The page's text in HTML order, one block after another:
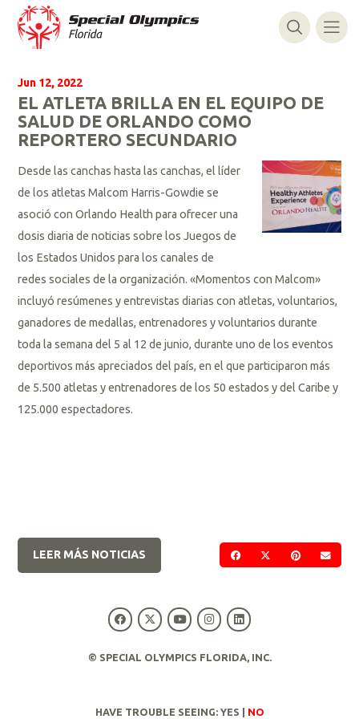
Jun 12, 2022
EL ATLETA BRILLA EN EL EQUIPO DE
SALUD DE ORLANDO COMO
REPORTERO SECUNDARIO
Desde las canchas hasta las canchas, el líder
de los atletas Malcom Harris-Gowdie se
asoció con Orlando Health para ofrecer una
dosis diaria de noticias sobre los Juegos de
los Estados Unidos para los canales de
redes sociales de la organización. «Momentos con Malcom»
incluyó resúmenes y entrevistas diarias con atletas, voluntarios,
ganadores de medallas, entrenadores y voluntarios durante
toda la semana del 5 al 12 de junio, durante uno de los eventos
deportivos más apreciados del país, en el que participaron más
de 5.500 atletas y entrenadores de los 50 estados y del Caribe y
125.000 espectadores.
COMPARTIR EN
COMPARTIR EN
LEER MÁS NOTICIAS
© SPECIAL OLYMPICS FLORIDA, INC.
HAVE TROUBLE SEEING: YES | NO